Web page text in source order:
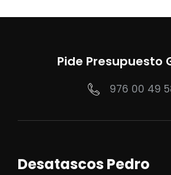
Pide Presupuesto
976 00 49
Desatascos Pedro